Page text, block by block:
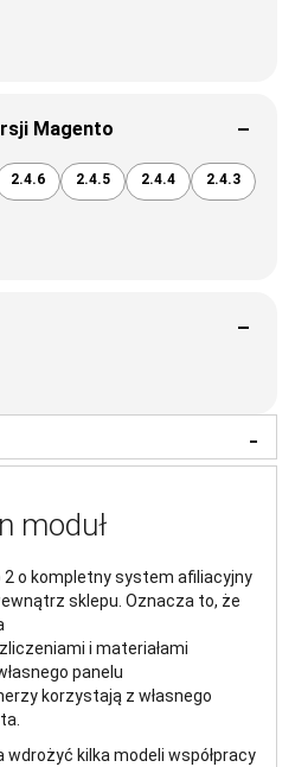
Magento
2.4.6 2.4.5 2.4.4 2.4.3
moduł
2 o kompletny system afiliacyjny
sklepu. Oznacza to, że
i materiałami
panelu
korzystają z własnego
wdrożyć kilka modeli współpracy